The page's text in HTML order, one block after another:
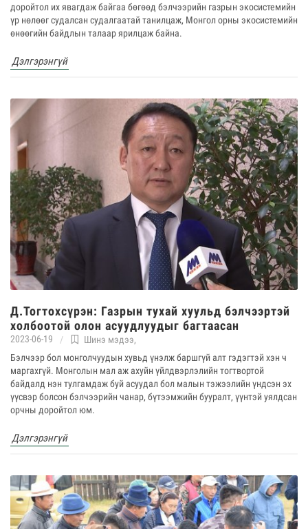
доройтол их явагдаж байгаа бөгөөд бэлчээрийн газрын экосистемийн
үр нөлөөг судалсан судалгаатай танилцаж, Монгол орны экосистемийн
өнөөгийн байдлын талаар ярилцаж байна.
Дэлгэрэнгүй
Д.Тогтохсүрэн: Газрын тухай хуульд бэлчээртэй
холбоотой олон асуудлуудыг багтаасан
2023-06-19 Шинэ мэдээ,
Бэлчээр бол монголчуудын хувьд үнэлж баршгүй алт гэдэгтэй хэн ч
маргахгүй. Монголын мал аж ахуйн үйлдвэрлэлийн тогтвортой
байдалд нэн тулгамдаж буй асуудал бол малын тэжээлийн үндсэн эх
үүсвэр болсон бэлчээрийн чанар, бүтээмжийн бууралт, үүнтэй уялдсан
орчны доройтол юм.
Дэлгэрэнгүй